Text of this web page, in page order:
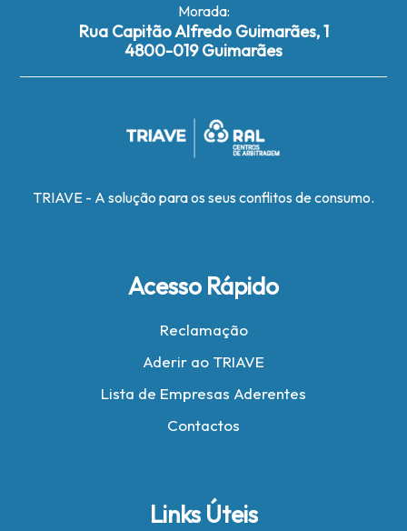
Morada:
Rua Capitão Alfredo Guimarães, 1
4800-019 Guimarães
TRIAVE - A solução para os seus conflitos de consumo.
Acesso Rápido
Reclamação
Aderir ao TRIAVE
Lista de Empresas Aderentes
Contactos
Links Úteis